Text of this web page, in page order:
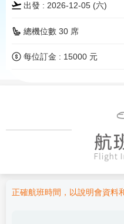
出發 : 2026-12-05 (六)
總機位數 30 席
每位訂金 : 15000 元
正確航班時間，以說明會資料